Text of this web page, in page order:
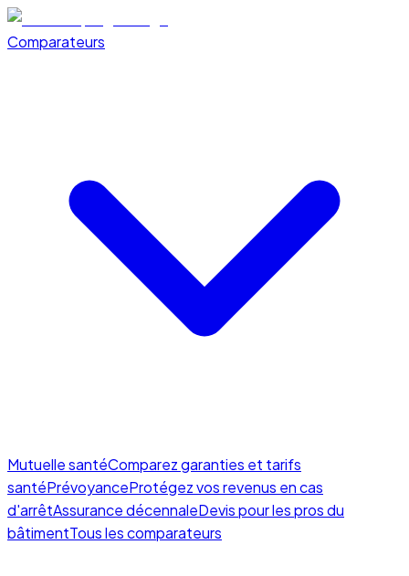
Comparateurs
Mutuelle santéComparez garanties et tarifs
santéPrévoyanceProtégez vos revenus en cas
d'arrêtAssurance décennaleDevis pour les pros du
bâtimentTous les comparateurs